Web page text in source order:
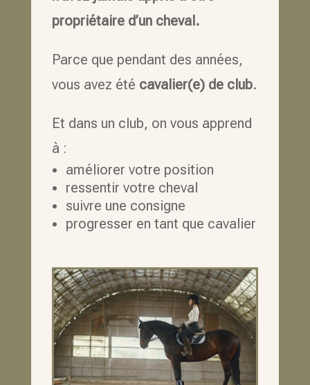
propriétaire d’un cheval.
Parce que pendant des années,
vous avez été cavalier(e) de club.
Et dans un club, on vous apprend
à :
améliorer votre position
ressentir votre cheval
suivre une consigne
progresser en tant que cavalier